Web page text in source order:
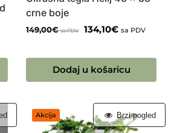
crne boje
149,00€ sa PDV 134,10€ sa PDV
Dodaj u košaricu
Akcija Brzi pogled